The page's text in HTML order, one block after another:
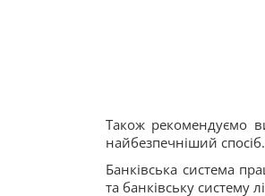
Також рекомендуємо
найбезпечніший спосіб.
Банківська система
та банківську систему